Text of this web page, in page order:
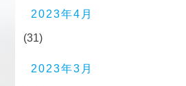
2023年4月
(31)
2023年3月